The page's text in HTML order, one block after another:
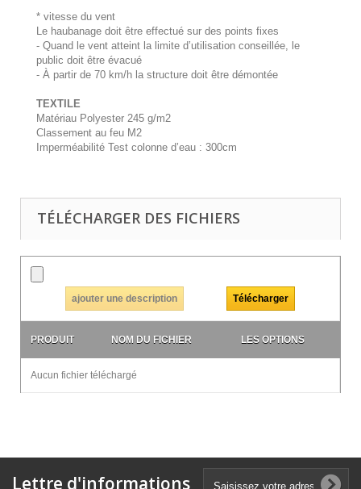
* vitesse du vent
Le haubanage doit être effectué sur des points fixes
- Quand le vent atteint la limite d’utilisation conseillée, le
public doit être évacué
- À partir de 70 km/h la structure doit être démontée
TEXTILE
Matériau Polyester 245 g/m2
Classement au feu M2
Imperméabilité Test colonne d’eau : 300cm
TÉLÉCHARGER DES FICHIERS
ajouter une description
PRODUIT NOM DU FICHIER LES OPTIONS
Aucun fichier téléchargé
Lettre d'informations